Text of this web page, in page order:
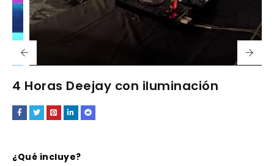
4 Horas Deejay con iluminación
¿Qué incluye?